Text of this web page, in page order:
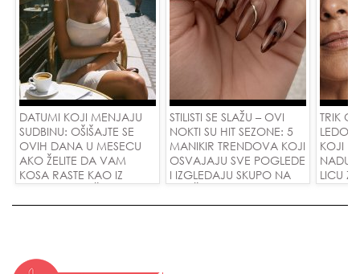
DATUMI KOJI MENJAJU
SUDBINU: OŠIŠAJTE SE
OVIH DANA U MESECU
AKO ŽELITE DA VAM
KOSA RASTE KAO IZ
LJUBAV!
STILISTI SE SLAŽU – OVI
NOKTI SU HIT SEZONE: 5
MANIKIR TRENDOVA KOJI
OSVAJAJU SVE POGLEDE
I IZGLEDAJU SKUPO NA
TRIK
KOJI
LICU